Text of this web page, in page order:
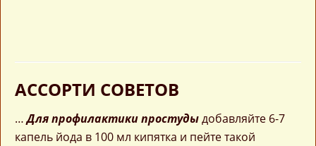
АССОРТИ СОВЕТОВ
…Для профилактики простудыдобавляйте 6-7
капель йода в 100 мл кипятка и пейте такой